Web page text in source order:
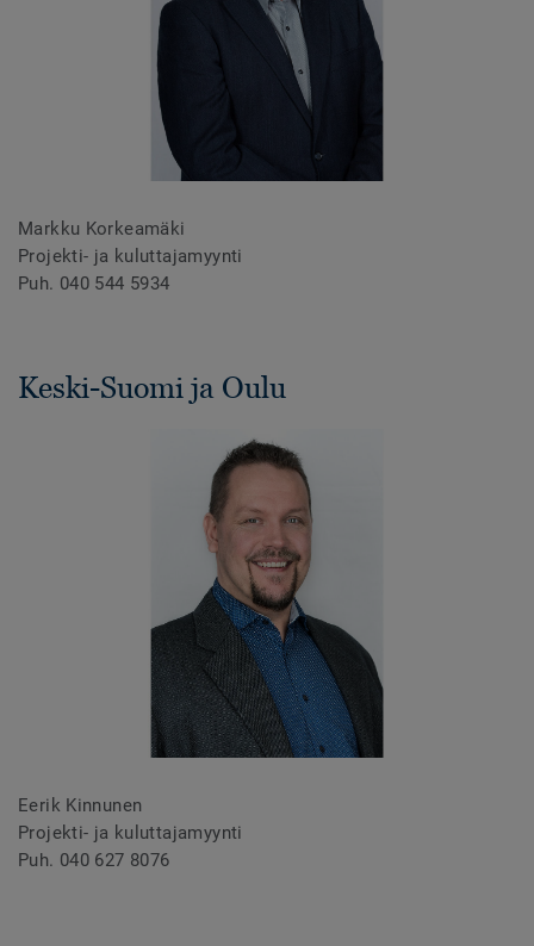
Markku Korkeamäki
Projekti- ja kuluttajamyynti
Puh. 040 544 5934
Keski-Suomi ja Oulu
Eerik Kinnunen
Projekti- ja kuluttajamyynti
Puh. 040 627 8076